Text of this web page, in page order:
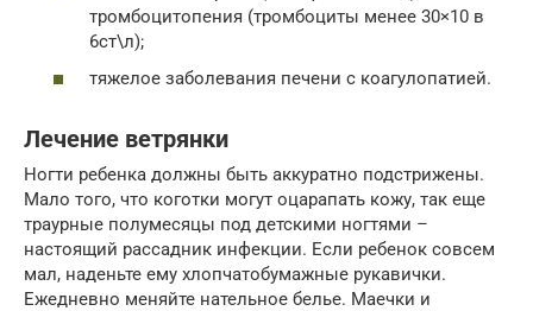
тромбоцитопения (тромбоциты менее 30×10 в
6ст\л);
тяжелое заболевания печени с коагулопатией.
Лечение ветрянки
Ногти ребенка должны быть аккуратно подстрижены.
Мало того, что коготки могут оцарапать кожу, так еще
траурные полумесяцы под детскими ногтями –
настоящий рассадник инфекции. Если ребенок совсем
мал, наденьте ему хлопчатобумажные рукавички.
Ежедневно меняйте нательное белье. Маечки и